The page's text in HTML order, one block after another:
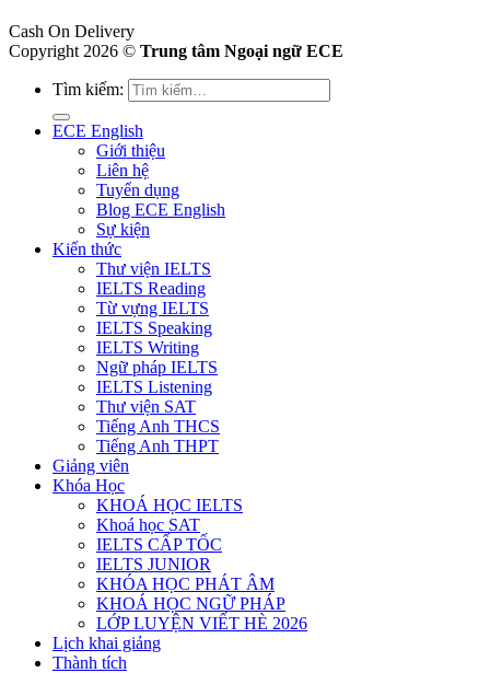
Cash On Delivery
Copyright 2026 © Trung tâm Ngoại ngữ ECE
Tìm kiếm:
ECE English
Giới thiệu
Liên hệ
Tuyển dụng
Blog ECE English
Sự kiện
Kiến thức
Thư viện IELTS
IELTS Reading
Từ vựng IELTS
IELTS Speaking
IELTS Writing
Ngữ pháp IELTS
IELTS Listening
Thư viện SAT
Tiếng Anh THCS
Tiếng Anh THPT
Giảng viên
Khóa Học
KHOÁ HỌC IELTS
Khoá học SAT
IELTS CẤP TỐC
IELTS JUNIOR
KHÓA HỌC PHÁT ÂM
KHOÁ HỌC NGỮ PHÁP
LỚP LUYỆN VIẾT HÈ 2026
Lịch khai giảng
Thành tích